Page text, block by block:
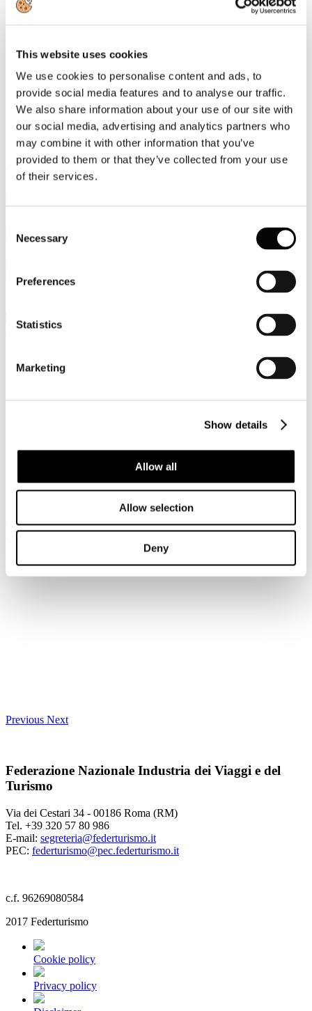
This website uses cookies
We use cookies to personalise content and ads, to
provide social media features and to analyse our traffic.
We also share information about your use of our site with
our social media, advertising and analytics partners who
may combine it with other information that you’ve
provided to them or that they’ve collected from your use
of their services.
Selection
Necessary
Preferences
Statistics
Marketing
Show details
Allow all
Allow selection
Deny
Video
Articoli e Interviste
Contatti
Tel. +39 320 57 80 986
Email segreteria@federturismo.it
Tutte le parole
Ordine
Cerca
Risparmia con le nostre convenzioni
Associati
Previous Next
Federazione Nazionale Industria dei Viaggi e del
Turismo
Via dei Cestari 34 - 00186 Roma (RM)
Tel. +39 320 57 80 986
E-mail: segreteria@federturismo.it
PEC: federturismo@pec.federturismo.it
c.f. 96269080584
2017 Federturismo
Cookie policy
Privacy policy